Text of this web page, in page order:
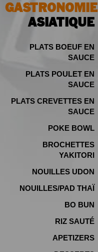
GASTRONOMIE
ASIATIQUE
PLATS BOEUF EN
SAUCE
PLATS POULET EN
SAUCE
PLATS CREVETTES EN
SAUCE
POKE BOWL
BROCHETTES
YAKITORI
NOUILLES UDON
NOUILLES/PAD THAÏ
BO BUN
RIZ SAUTÉ
APETIZERS